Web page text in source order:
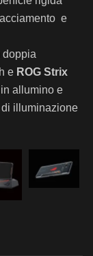
e
doppia
e ROG Strix
allumino e
illuminazione